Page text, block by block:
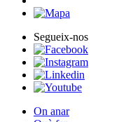
Segueix-nos
On anar